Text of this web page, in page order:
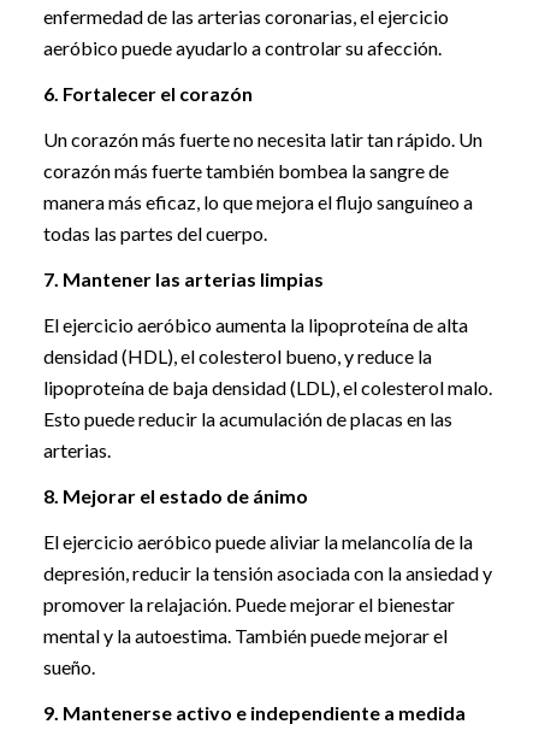
enfermedad de las arterias coronarias, el ejercicio
aeróbico puede ayudarlo a controlar su afección.
6. Fortalecer el corazón
Un corazón más fuerte no necesita latir tan rápido. Un
corazón más fuerte también bombea la sangre de
manera más eficaz, lo que mejora el flujo sanguíneo a
todas las partes del cuerpo.
7. Mantener las arterias limpias
El ejercicio aeróbico aumenta la lipoproteína de alta
densidad (HDL), el colesterol bueno, y reduce la
lipoproteína de baja densidad (LDL), el colesterol malo.
Esto puede reducir la acumulación de placas en las
arterias.
8. Mejorar el estado de ánimo
El ejercicio aeróbico puede aliviar la melancolía de la
depresión, reducir la tensión asociada con la ansiedad y
promover la relajación. Puede mejorar el bienestar
mental y la autoestima. También puede mejorar el
sueño.
9. Mantenerse activo e independiente a medida